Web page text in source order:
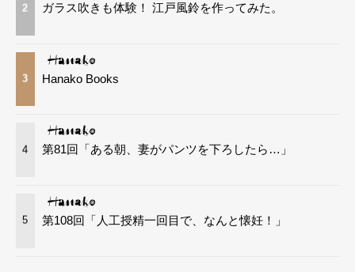
2 ガラス吹きも体験！ 江戸風鈴を作ってみた。
3 Hanako Books
4 第81回「ある朝、妻がパンツを下ろしたら…」
5 第108回「人工授精一回目で、なんと懐妊！」